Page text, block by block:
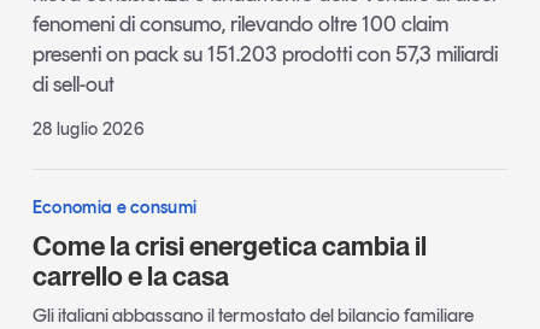
Tendenze è il magazine di GS1 Italy che racconta in
modo indipendente il cambiamento e le sfide del largo
consumo e dell’economia a professionisti e
consumatori
fenomeni di consumo, rilevando oltre 100 claim
presenti on pack su 151.203 prodotti con 57,3 miliardi
di sell-out
28 luglio 2026
Economia e consumi
Come la crisi energetica cambia il
carrello e la casa
Gli italiani abbassano il termostato del bilancio familiare